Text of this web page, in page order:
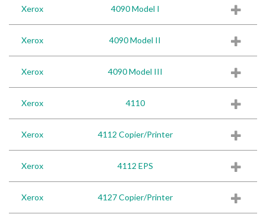
Xerox 4090 Model I
Xerox 4090 Model II
Xerox 4090 Model III
Xerox 4110
Xerox 4112 Copier/Printer
Xerox 4112 EPS
Xerox 4127 Copier/Printer